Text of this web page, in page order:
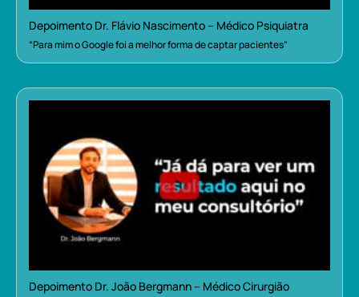
Depoimento Dr. Flávio Nascimento – Médico Psiquiatra
“Para mim o Google foi a melhor forma de captar pacientes”
Depoimento Dr. João Bergmann – Médico Cirurgião